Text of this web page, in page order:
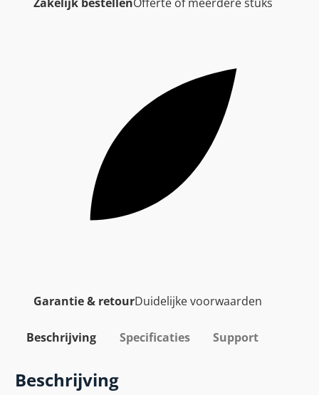
Garantie & retourDuidelijke voorwaarden
Beschrijving Specificaties Support
Beschrijving